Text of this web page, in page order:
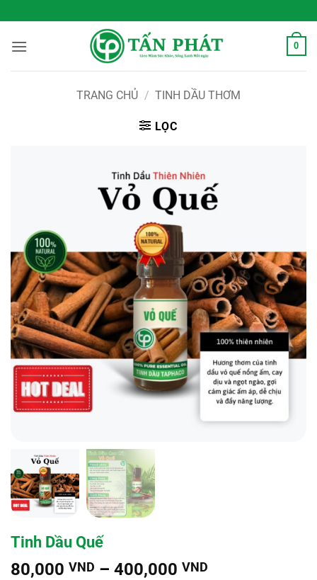
qua
nội
0
TRANG CHỦ / TINH DẦU THƠM
LỌC
Tinh Dầu Quế
80,000 VND – 400,000 VND